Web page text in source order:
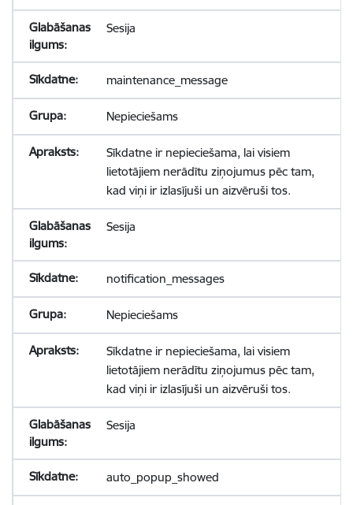
Sesija
maintenance_message
Nepieciešams
Sīkdatne ir nepieciešama, lai visiem
lietotājiem nerādītu ziņojumus pēc tam,
kad viņi ir izlasījuši un aizvēruši tos.
Sesija
notification_messages
Nepieciešams
Sīkdatne ir nepieciešama, lai visiem
lietotājiem nerādītu ziņojumus pēc tam,
kad viņi ir izlasījuši un aizvēruši tos.
Sesija
auto_popup_showed